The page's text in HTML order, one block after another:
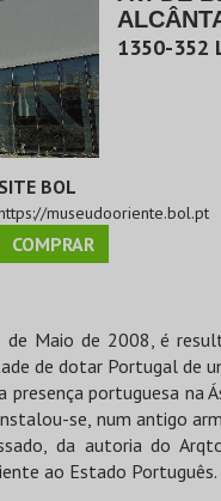
1350-352
SITE BOL
museudooriente.bol.pt
COMPRAR
de Maio de 2008, é
de dotar Portugal de
portuguesa na
se, num antigo
da autoria do
ao Estado Português.